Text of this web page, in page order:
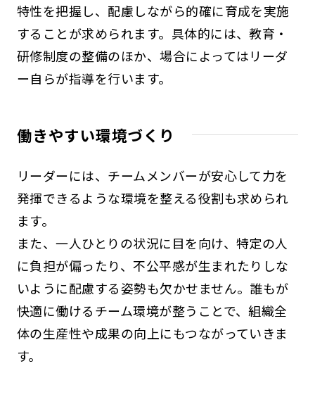
特性を把握し、配慮しながら的確に育成を実施
することが求められます。具体的には、教育・
研修制度の整備のほか、場合によってはリーダ
ー自らが指導を行います。
働きやすい環境づくり
リーダーには、チームメンバーが安心して力を
発揮できるような環境を整える役割も求められ
ます。
また、一人ひとりの状況に目を向け、特定の人
に負担が偏ったり、不公平感が生まれたりしな
いように配慮する姿勢も欠かせません。誰もが
快適に働けるチーム環境が整うことで、組織全
体の生産性や成果の向上にもつながっていきま
す。